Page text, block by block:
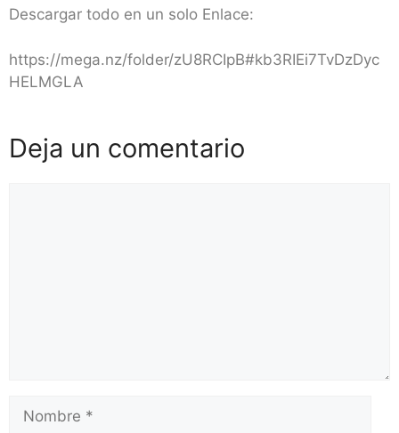
Descargar todo en un solo Enlace:
https://mega.nz/folder/zU8RCIpB#kb3RIEi7TvDzDyc
HELMGLA
Deja un comentario